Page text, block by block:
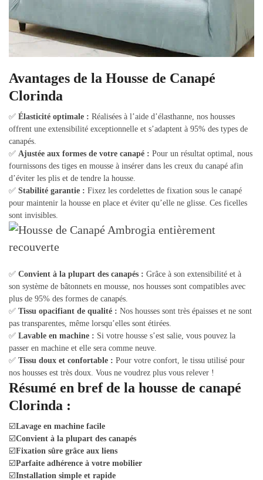
Avantages de la Housse de Canapé
Clorinda
✅ Élasticité optimale : Réalisées à l’aide d’élasthanne, nos housses
offrent une extensibilité exceptionnelle et s’adaptent à 95% des types de
canapés.
✅ Ajustée aux formes de votre canapé : Pour un résultat optimal, nous
fournissons des tiges en mousse à insérer dans les creux du canapé afin
d’éviter les plis et de tendre la housse.
✅ Stabilité garantie : Fixez les cordelettes de fixation sous le canapé
pour maintenir la housse en place et éviter qu’elle ne glisse. Ces ficelles
sont invisibles.
✅ Convient à la plupart des canapés : Grâce à son extensibilité et à
son système de bâtonnets en mousse, nos housses sont compatibles avec
plus de 95% des formes de canapés.
✅ Tissu opacifiant de qualité : Nos housses sont très épaisses et ne sont
pas transparentes, même lorsqu’elles sont étirées.
✅ Lavable en machine : Si votre housse s’est salie, vous pouvez la
passer en machine et elle sera comme neuve.
✅ Tissu doux et confortable : Pour votre confort, le tissu utilisé pour
nos housses est très doux. Vous ne voudrez plus vous relever !
Résumé en bref de la housse de canapé
Clorinda :
☑️Lavage en machine facile
☑️Convient à la plupart des canapés
☑️Fixation sûre grâce aux liens
☑️Parfaite adhérence à votre mobilier
☑️Installation simple et rapide